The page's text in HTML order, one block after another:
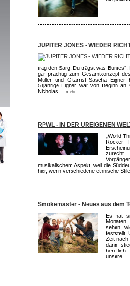
JUPITER JONES - WIEDER
trag den Sarg, Du trägst was
gar prächtig zum Gesamtkonzept
Müller und Gitarrist Sascha Eigner
51jährige Eigner war von Beginn
Nicholas
...mehr
RPWL - IN DER UREIGENEN
„World
Rocker
musikalischem Aspekt, weil die
hier, wenn verschiedene ethnische
Smokemaster - Neues aus dem
Es hat
sehen,
feststellt.
Zeit nach
dann
unsere